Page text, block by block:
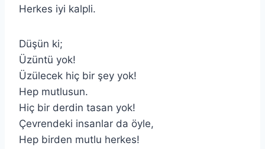
Herkes iyi kalpli.
Düşün ki;
Üzüntü yok!
Üzülecek hiç bir şey yok!
Hep mutlusun.
Hiç bir derdin tasan yok!
Çevrendeki insanlar da öyle,
Hep birden mutlu herkes!